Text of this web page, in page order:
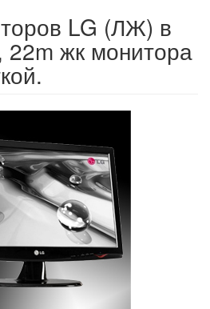
LG (ЛЖ) в
22m жк монитора